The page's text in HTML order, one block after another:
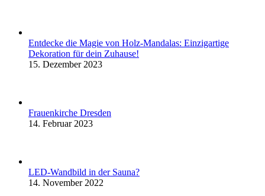
Entdecke die Magie von Holz-Mandalas: Einzigartige
Dekoration für dein Zuhause!
15. Dezember 2023
Frauenkirche Dresden
14. Februar 2023
LED-Wandbild in der Sauna?
14. November 2022